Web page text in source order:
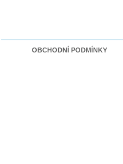
OBCHODNÍ PODMÍNKY